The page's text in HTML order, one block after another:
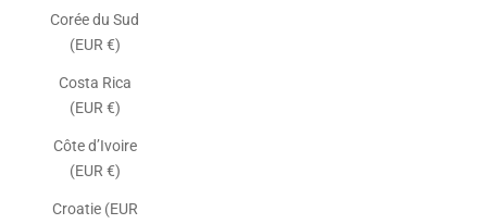
Corée du Sud
(EUR €)
Costa Rica
(EUR €)
Côte d’Ivoire
(EUR €)
Croatie (EUR